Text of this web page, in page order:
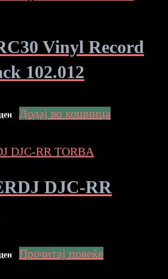
Vinyl Record
102.012
ден Додај во кошница
DJC-RR
ден Прочитај повеќе